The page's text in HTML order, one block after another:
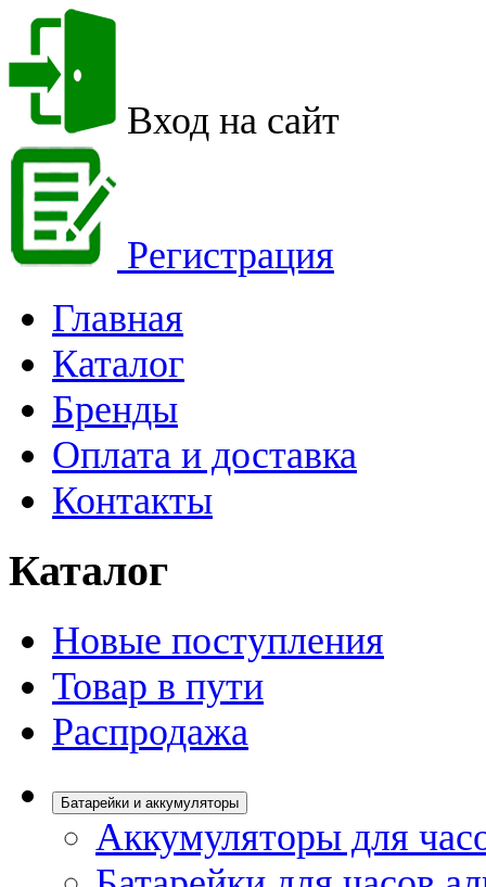
Вход на сайт
Регистрация
Главная
Каталог
Бренды
Оплата и доставка
Контакты
Каталог
Новые поступления
Товар в пути
Распродажа
Батарейки и аккумуляторы
Аккумуляторы для